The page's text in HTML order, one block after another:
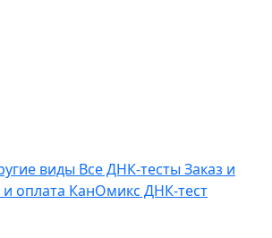
виды Все ДНК-тесты Заказ и
оплата КанОмикс ДНК-тест